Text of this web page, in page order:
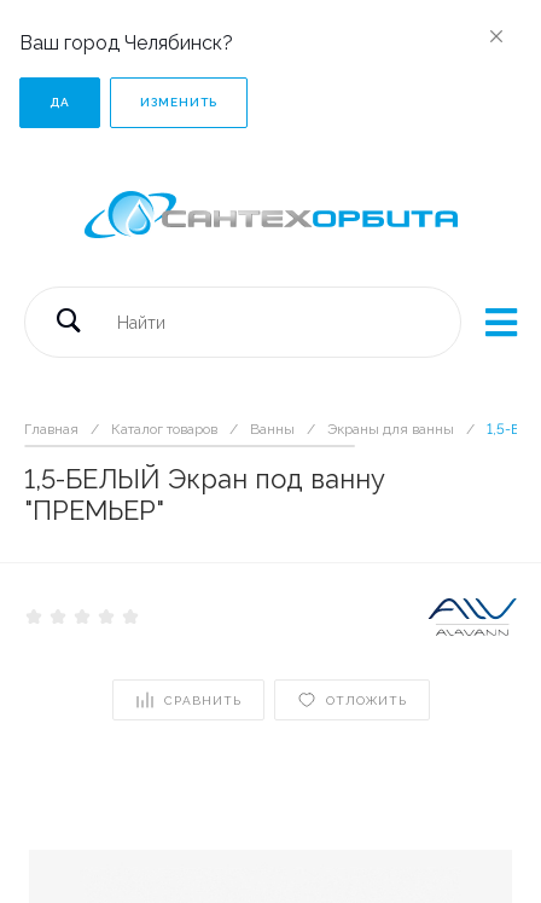
Ваш город Челябинск?
ДА ИЗМЕНИТЬ
Главная / Каталог товаров / Ванны / Экраны для ванны / 1,5-
1,5-БЕЛЫЙ Экран под ванну
"ПРЕМЬЕР"
СРАВНИТЬ ОТЛОЖИТЬ